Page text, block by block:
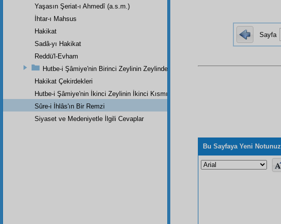
Sayfa
Bu Sayfaya Yeni Notunuz
Yaşasın Şeriat-ı Ahmedî (a.s.m.)
İhtar-ı Mahsus
Hakikat
Sadâ-yı Hakikat
Reddü'l-Evham
Hutbe-i Şâmiye'nin Birinci Zeylinin Zeylinden Son Parçadır
Hakikat Çekirdekleri
Hutbe-i Şâmiye'nin İkinci Zeylinin İkinci Kısmı
Sûre-i İhlâs'ın Bir Remzi
Siyaset ve Medeniyetle İlgili Cevaplar